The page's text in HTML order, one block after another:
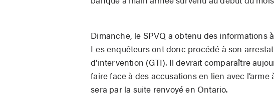
Dimanche, le SPVQ a obtenu des informations
Les enquêteurs ont donc procédé à son
d’intervention (GTI). Il devrait comparaître
faire face à des accusations en lien avec l’arme
sera par la suite renvoyé en Ontario.